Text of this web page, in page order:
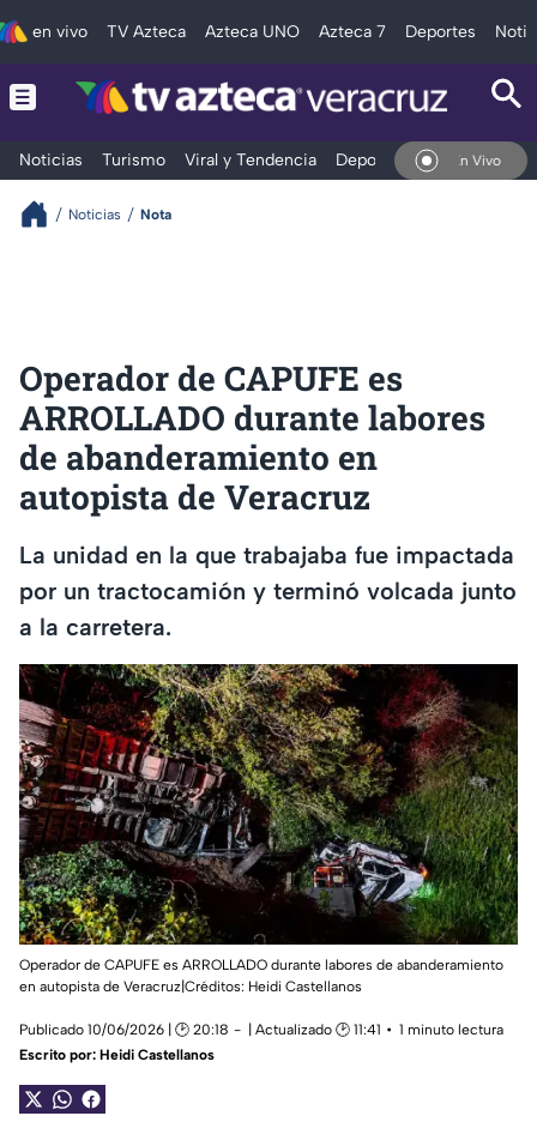
en vivo TV Azteca Azteca UNO Azteca 7 Deportes
Noticias Turismo Viral y Tendencia Deportes Espectáculos
En Vivo
Noticias Nota
Operador de CAPUFE es
ARROLLADO durante labores
de abanderamiento en
autopista de Veracruz
La unidad en la que trabajaba fue impactada
por un tractocamión y terminó volcada junto
a la carretera.
Operador de CAPUFE es ARROLLADO durante labores de abanderamiento
en autopista de Veracruz|Créditos: Heidi Castellanos
Publicado 10/06/2026 | 🕑 20:18 | Actualizado 🕑 11:41
1 minuto lectura
Escrito por: Heidi Castellanos